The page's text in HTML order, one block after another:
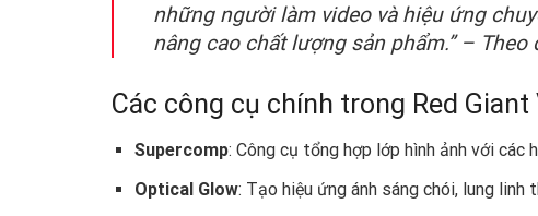
những người làm video và hiệu ứng
nâng cao chất lượng sản phẩm.” –
Các công cụ chính trong Red
Supercomp: Công cụ tổng hợp lớp hình ảnh với các
Optical Glow: Tạo hiệu ứng ánh sáng chói, lung